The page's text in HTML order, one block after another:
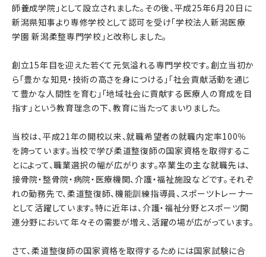
師養成学院」として設立されました。その後、平成25年6月20日に
新潟県知事より専修学校として認可を受け「学校法人新潟医療
学園 新潟柔整専門学校」と改称しました。
創立15年目を迎えた若くて元気溢れる専門学校です。創立当初か
ら「豊かな知見・技術の高さを身につける」「社会貢献活動を通じ
て豊かな人間性を育む」「地域社会に貢献する医療人の育成を目
指す」という教育理念の下、教育に当たってまいりました。
当校は、平成21年の開校以来、就職希望者の就職内定率100％
を誇っています。当校で学び柔道整復師の国家資格を取得するこ
とによって、職業選択の幅が広がります。卒業生の主な就職先は、
接骨院・整骨院・病院・医療機関、介護・福祉施設などです。それぞ
れの勤務先で、柔道整復師、機能訓練指導員、スポーツトレーナー
として活躍しています。特に近年は、介護・福祉分野とスポーツ関
連分野において年々その需要が増え、活躍の場が広がっています。
さて、柔道整復師の国家資格を取得するためには国家試験に合